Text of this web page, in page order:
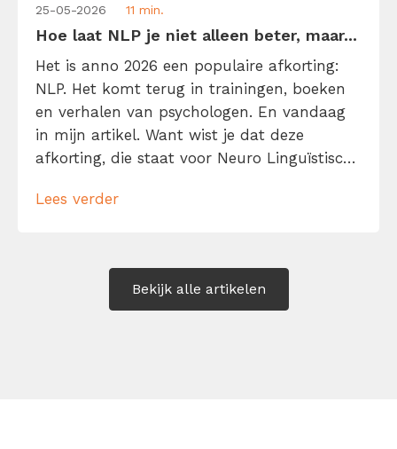
25-05-2026 11 min.
Hoe laat NLP je niet alleen beter, maar...
Het is anno 2026 een populaire afkorting:
NLP. Het komt terug in trainingen, boeken
en verhalen van psychologen. En vandaag
in mijn artikel. Want wist je dat deze
afkorting, die staat voor Neuro Linguïstisch
belang kan zijn? NLP belooft namelijk je
Lees verder
Bekijk alle artikelen